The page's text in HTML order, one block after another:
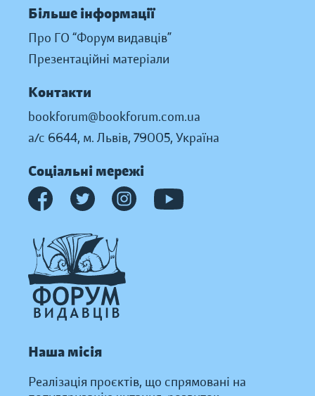
Більше інформації
Про ГО “Форум видавців”
Презентаційні матеріали
Контакти
bookforum@bookforum.com.ua
а/с 6644, м. Львів, 79005, Україна
Соціальні мережі
Наша місія
Реалізація проєктів, що спрямовані на